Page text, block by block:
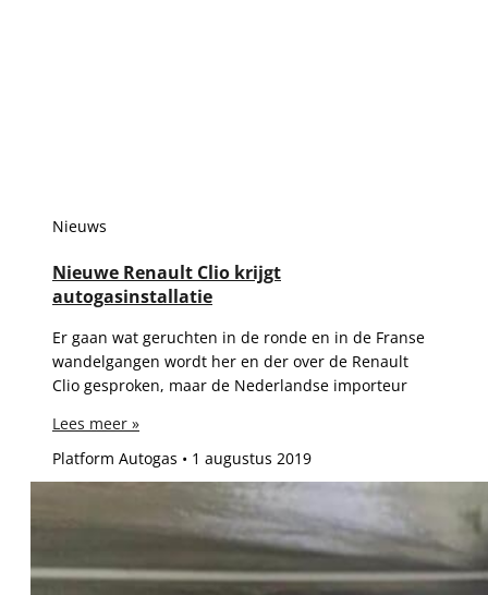
Nieuws
Nieuwe Renault Clio krijgt
autogasinstallatie
Er gaan wat geruchten in de ronde en in de Franse
wandelgangen wordt her en der over de Renault
Clio gesproken, maar de Nederlandse importeur
Lees meer »
Platform Autogas
1 augustus 2019